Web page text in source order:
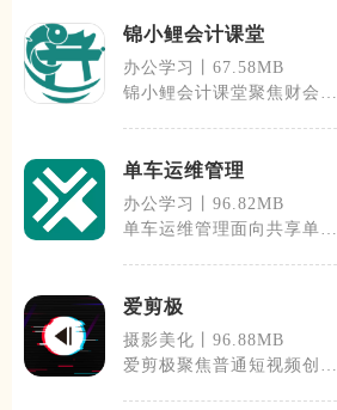
锦小鲤会计课堂
办公学习丨67.58MB
锦小鲤会计课堂聚焦财会考
单车运维管理
办公学习丨96.82MB
单车运维管理面向共享单
爱剪极
摄影美化丨96.88MB
爱剪极聚焦普通短视频创作